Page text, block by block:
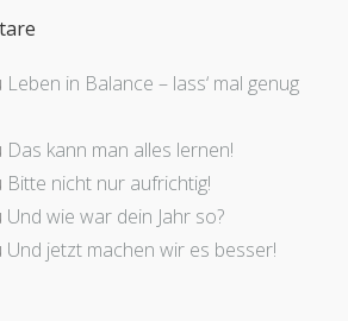
Leben in Balance – lass‘ mal genug
Das kann man alles lernen!
Bitte nicht nur aufrichtig!
Und wie war dein Jahr so?
Und jetzt machen wir es besser!